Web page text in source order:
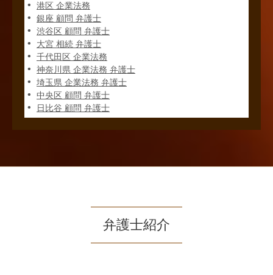
港区 企業法務
銀座 顧問 弁護士
渋谷区 顧問 弁護士
大宮 相続 弁護士
千代田区 企業法務
神奈川県 企業法務 弁護士
埼玉県 企業法務 弁護士
中央区 顧問 弁護士
日比谷 顧問 弁護士
弁護士紹介